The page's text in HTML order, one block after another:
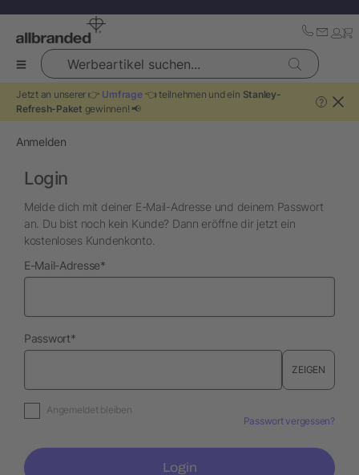
Werbeartikel suchen...
Jetzt an unserer 👉 Umfrage👈 teilnehmen und ein Stanley-
Refresh-Paket gewinnen! 📢
?
Anmelden
Login
Melde dich mit deiner E-Mail-Adresse und deinem Passwort
an. Du bist noch kein Kunde? Dann eröffne dir jetzt ein
kostenloses Kundenkonto.
E-Mail-Adresseerforderlich
*
Passworterforderlich
*
ZEIGEN
Angemeldet bleiben
Passwort vergessen?
Login